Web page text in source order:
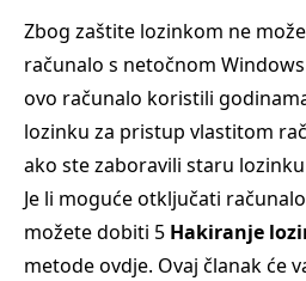
Zbog zaštite lozinkom ne
računalo s netočnom
ovo računalo koristili
lozinku za pristup vlastitom
ako ste zaboravili staru
Je li moguće otključati
možete dobiti 5 Hakiranje
metode ovdje. Ovaj članak će